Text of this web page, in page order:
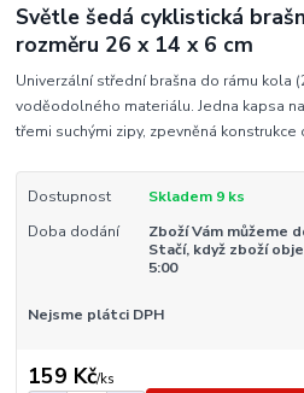
Světle šedá cyklistická
rozměru 26 x 14 x 6 cm
Univerzální střední brašna do rámu kola
voděodolného materiálu. Jedna kapsa
třemi suchými zipy, zpevněná konstrukce
Dostupnost
Skladem 9 ks
Doba dodání
Zboží Vám můžeme
Stačí, když zboží
5:00
Nejsme plátci DPH
159 Kč/ks